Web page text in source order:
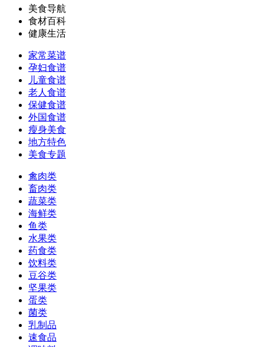
美食导航
食材百科
健康生活
家常菜谱
孕妇食谱
儿童食谱
老人食谱
保健食谱
外国食谱
瘦身美食
地方特色
美食专题
禽肉类
畜肉类
蔬菜类
海鲜类
鱼类
水果类
药食类
饮料类
豆谷类
坚果类
蛋类
菌类
乳制品
速食品